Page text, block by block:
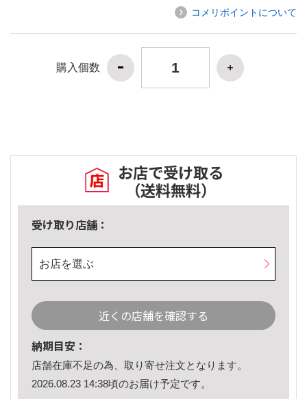
コメリポイントについて
購入個数
お店で受け取る
（送料無料）
受け取り店舗：
お店を選ぶ
近くの店舗を確認する
納期目安：
店舗在庫不足の為、取り寄せ注文となります。
2026.08.23 14:38頃のお届け予定です。